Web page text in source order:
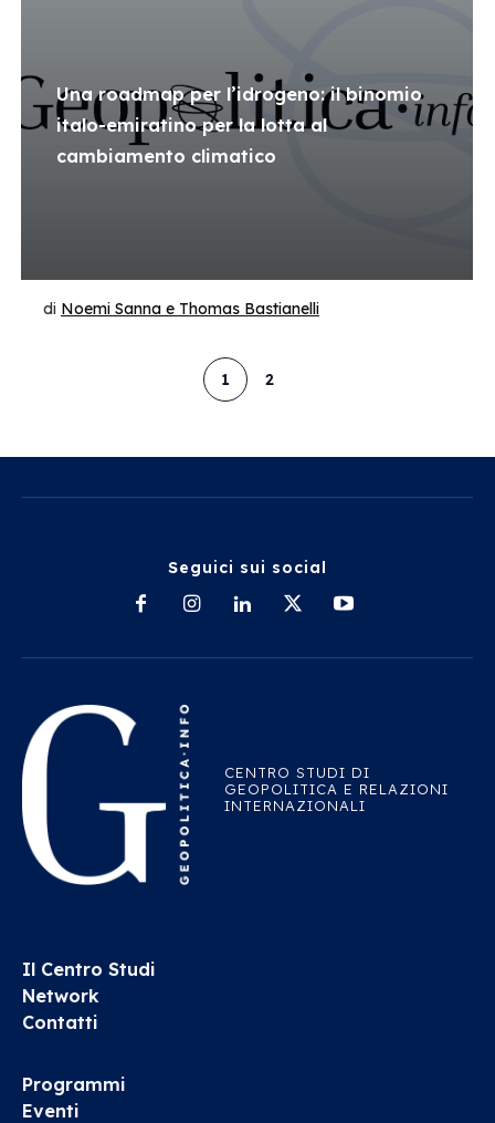
Una roadmap per l’idrogeno: il binomio
italo-emiratino per la lotta al
cambiamento climatico
di Noemi Sanna e Thomas Bastianelli
1 2
Seguici sui social
CENTRO STUDI DI
GEOPOLITICA E RELAZIONI
INTERNAZIONALI
Il Centro Studi
Network
Contatti
Programmi
Eventi